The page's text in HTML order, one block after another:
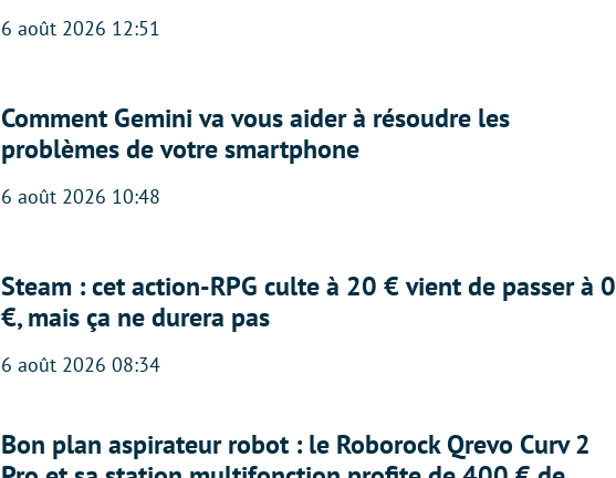
6 août 2026 12:51
Comment Gemini va vous aider à résoudre les
problèmes de votre smartphone
6 août 2026 10:48
Steam : cet action-RPG culte à 20 € vient de passer à 0
€, mais ça ne durera pas
6 août 2026 08:34
Bon plan aspirateur robot : le Roborock Qrevo Curv 2